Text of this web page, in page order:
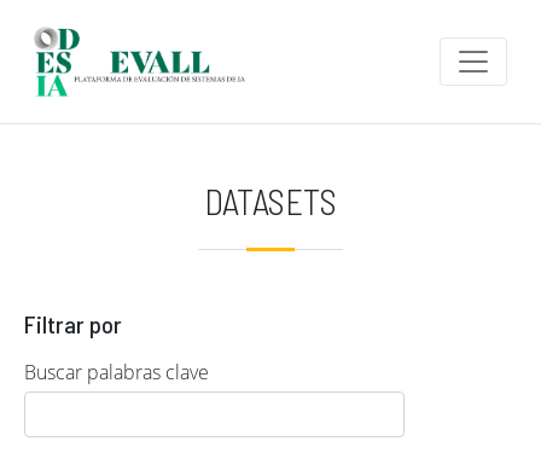
DATASETS
Filtrar por
Buscar palabras clave